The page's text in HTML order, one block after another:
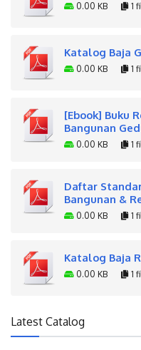
0.00 KB 1
Katalog Baja
0.00 KB 1
[Ebook] Buku
Bangunan
0.00 KB 1
Daftar
Bangunan &
0.00 KB 1
Katalog Baja
0.00 KB 1
Latest Catalog